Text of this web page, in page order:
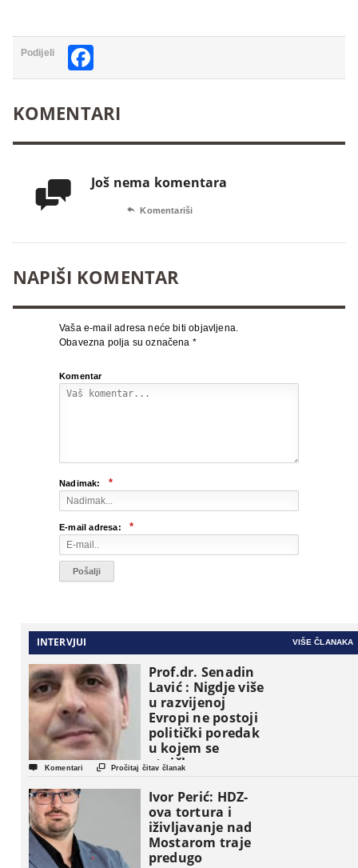
Podijeli
KOMENTARI
 Još nema komentara
 Komentariši
NAPIŠI KOMENTAR
Vaša e-mail adresa neće biti objavljena.
Obavezna polja su označena *
Komentar
Nadimak: *
E-mail adresa: *
INTERVJUI VIŠE ČLANAKA
Prof.dr. Senadin
Lavić : Nigdje više
u razvijenoj
Evropi ne postoji
politički poredak
u kojem se
etničke grupe
pojavljuju kao
osnovne
političke jedinice
 Komentari  Pročitaj čitav članak
Ivor Perić: HDZ-
ova tortura i
iživljavanje nad
Mostarom traje
predugo